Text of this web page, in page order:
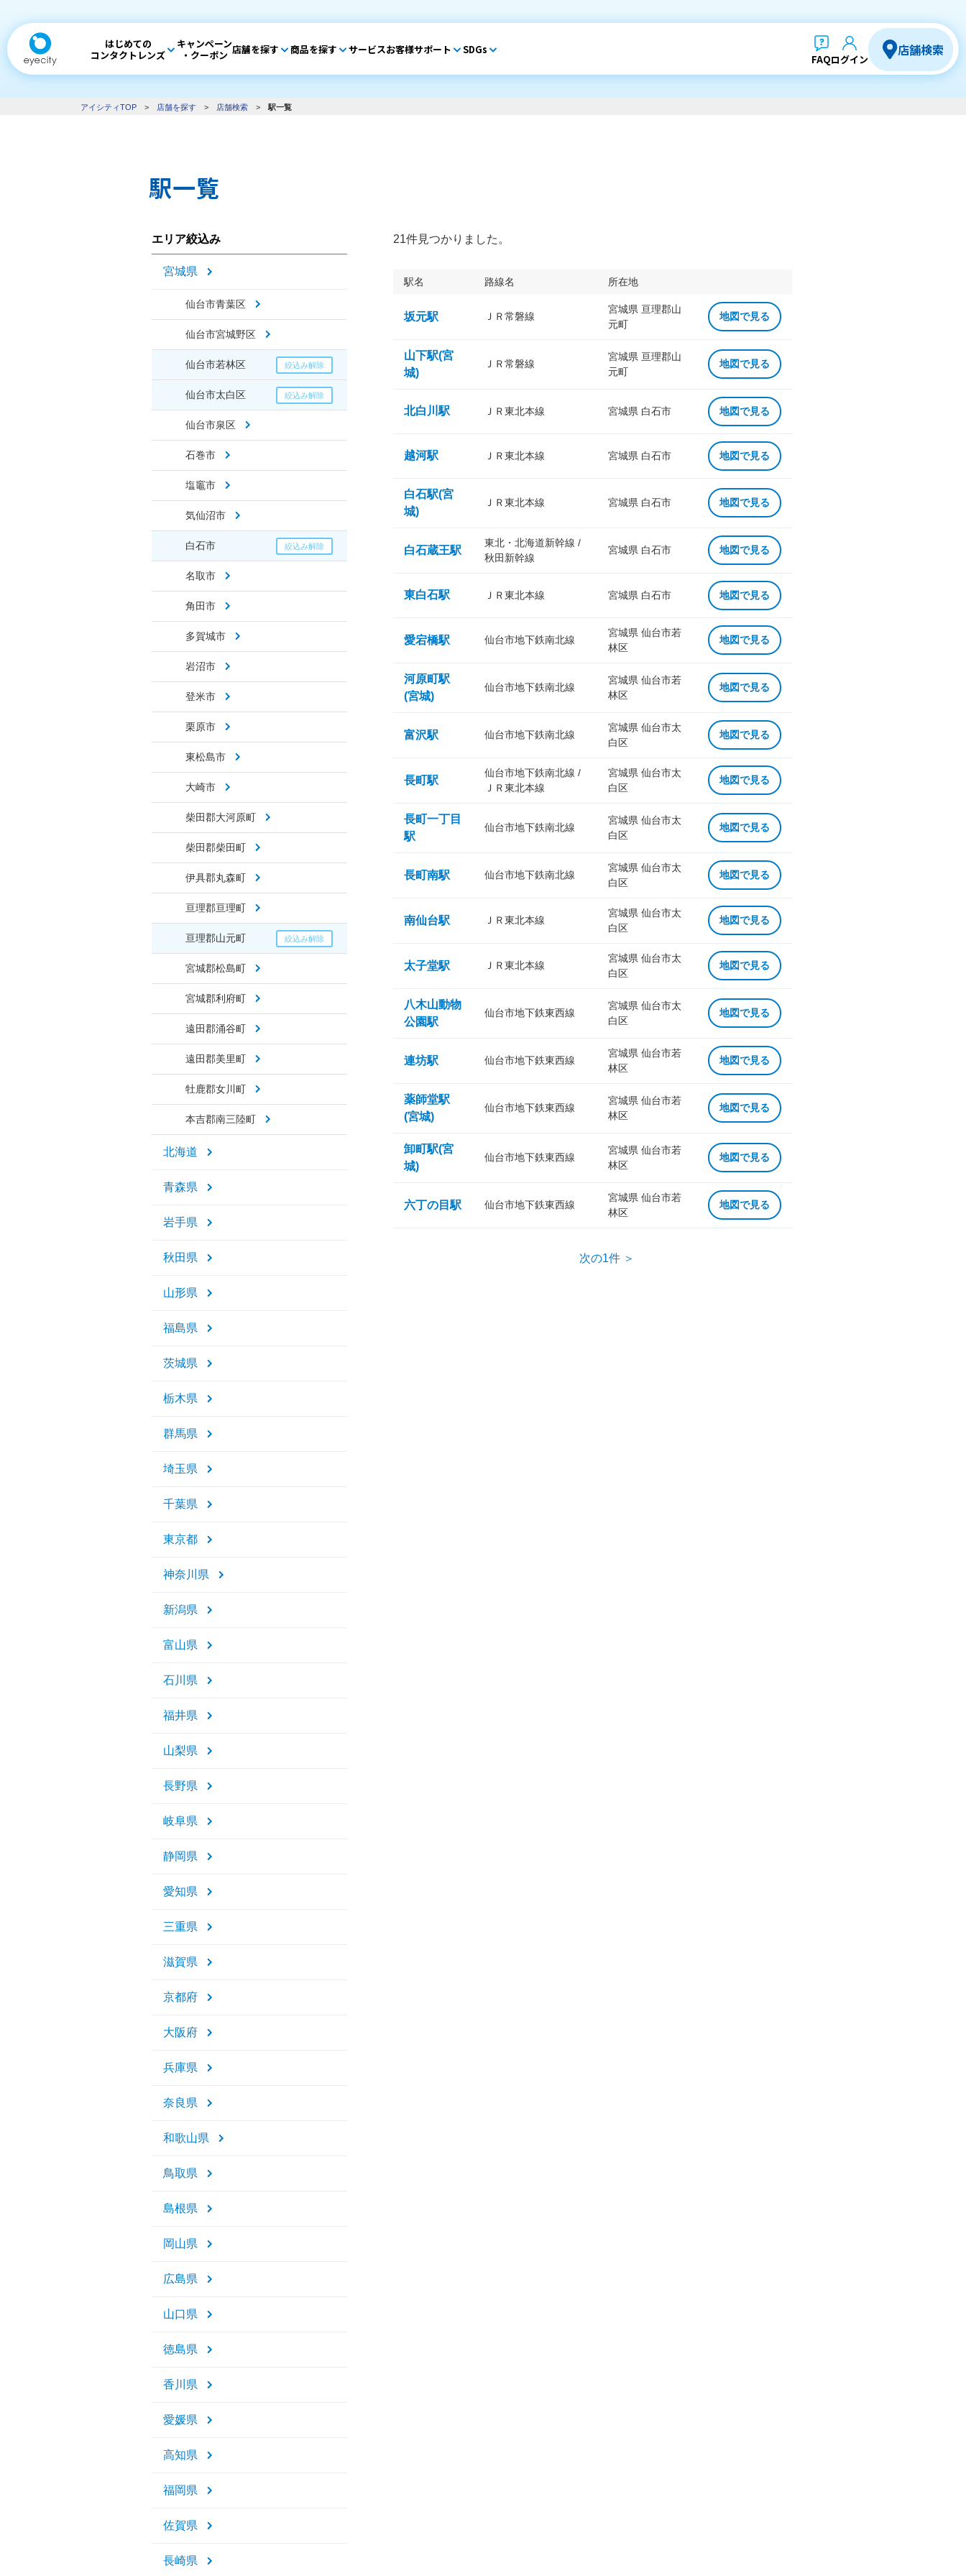
はじめての
コンタクトレンズ
キャンペーン
・クーポン 店舗を探す 商品を探す サービスお客様サポート SDGs
FAQログイン
店舗検索
アイシティTOP > 店舗を探す > 店舗検索 > 駅一覧
駅一覧
エリア絞込み
宮城県
仙台市青葉区
仙台市宮城野区
仙台市若林区
仙台市太白区
仙台市泉区
石巻市
塩竈市
気仙沼市
白石市
名取市
角田市
多賀城市
岩沼市
登米市
栗原市
東松島市
大崎市
柴田郡大河原町
柴田郡柴田町
伊具郡丸森町
亘理郡亘理町
亘理郡山元町
宮城郡松島町
宮城郡利府町
遠田郡涌谷町
遠田郡美里町
牡鹿郡女川町
本吉郡南三陸町
北海道
青森県
岩手県
秋田県
山形県
福島県
茨城県
栃木県
群馬県
埼玉県
千葉県
東京都
神奈川県
新潟県
富山県
石川県
福井県
山梨県
長野県
岐阜県
静岡県
愛知県
三重県
滋賀県
京都府
大阪府
兵庫県
奈良県
和歌山県
鳥取県
島根県
岡山県
広島県
山口県
徳島県
香川県
愛媛県
高知県
福岡県
佐賀県
長崎県
21件見つかりました。
駅名 路線名 所在地
坂元駅 ＪＲ常磐線
宮城県 亘理郡山
元町
地図で見る
山下駅(宮
城)
ＪＲ常磐線
宮城県 亘理郡山
元町
地図で見る
北白川駅 ＪＲ東北本線 宮城県 白石市 地図で見る
越河駅 ＪＲ東北本線 宮城県 白石市 地図で見る
白石駅(宮
城)
ＪＲ東北本線 宮城県 白石市 地図で見る
白石蔵王駅
東北・北海道新幹線 /
秋田新幹線
宮城県 白石市 地図で見る
東白石駅 ＪＲ東北本線 宮城県 白石市 地図で見る
愛宕橋駅 仙台市地下鉄南北線
宮城県 仙台市若
林区
地図で見る
河原町駅
(宮城)
仙台市地下鉄南北線
宮城県 仙台市若
林区
地図で見る
富沢駅 仙台市地下鉄南北線
宮城県 仙台市太
白区
地図で見る
長町駅
仙台市地下鉄南北線 /
ＪＲ東北本線
宮城県 仙台市太
白区
地図で見る
長町一丁目
駅
仙台市地下鉄南北線
宮城県 仙台市太
白区
地図で見る
長町南駅 仙台市地下鉄南北線
宮城県 仙台市太
白区
地図で見る
南仙台駅 ＪＲ東北本線
宮城県 仙台市太
白区
地図で見る
太子堂駅 ＪＲ東北本線
宮城県 仙台市太
白区
地図で見る
八木山動物
公園駅
仙台市地下鉄東西線
宮城県 仙台市太
白区
地図で見る
連坊駅 仙台市地下鉄東西線
宮城県 仙台市若
林区
地図で見る
薬師堂駅
(宮城)
仙台市地下鉄東西線
宮城県 仙台市若
林区
地図で見る
卸町駅(宮
城)
仙台市地下鉄東西線
宮城県 仙台市若
林区
地図で見る
六丁の目駅 仙台市地下鉄東西線
宮城県 仙台市若
林区
地図で見る
次の1件 ＞